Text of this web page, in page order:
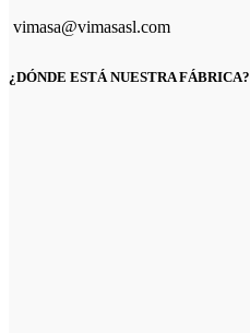
vimasa@vimasasl.com
¿DÓNDE ESTÁ NUESTRA FÁBRICA?